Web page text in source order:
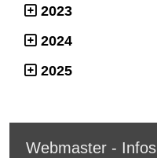
2023
2024
2025
Webmaster - Infos